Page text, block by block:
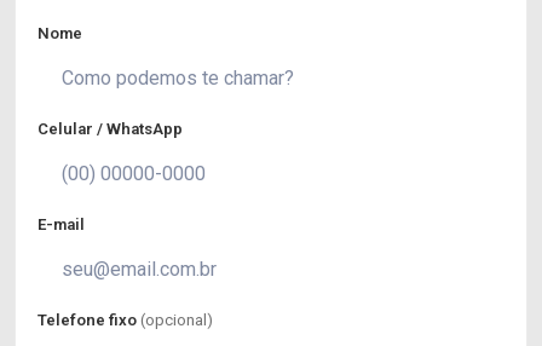
Nome
Celular / WhatsApp
E-mail
Telefone fixo (opcional)